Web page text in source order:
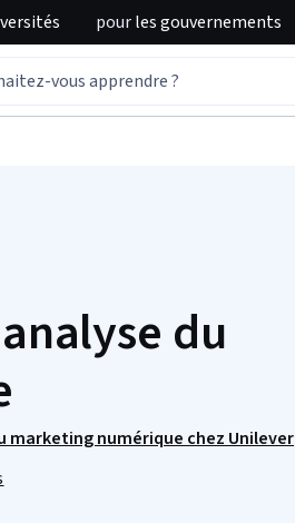
pourles gouvernements
du
marketing numérique chez Unilever